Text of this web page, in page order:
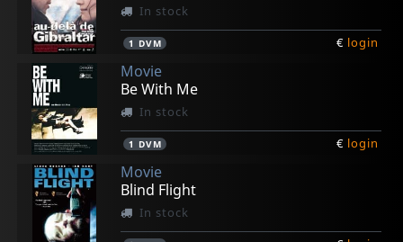
In stock
1 DVM € login
Movie
Be With Me
In stock
1 DVM € login
Movie
Blind Flight
In stock